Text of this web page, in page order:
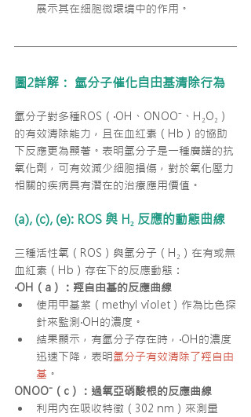
展示其在細胞微環境中的作用。
圖2詳解： 氫分子催化自由基清除行為
氫分子對多種ROS（·OH、ONOO⁻、H₂O₂）
的有效清除能力，且在血紅素（Hb）的協助
下反應更為顯著。表明氫分子是一種廣譜的抗
氧化劑，可有效減少細胞損傷，對於氧化壓力
相關的疾病具有潛在的治療應用價值。
(a), (c), (e): ROS 與 H₂ 反應的動態曲線
三種活性氧（ROS）與氫分子（H₂）在有或無
血紅素（Hb）存在下的反應動態：
·OH（a）：羥自由基的反應曲線
使用甲基紫（methyl violet）作為比色探
針來監測·OH的濃度。
結果顯示，有氫分子存在時，·OH的濃度
迅速下降，表明氫分子有效清除了羥自由
基 。
ONOO⁻（c）：過氧亞硝酸根的反應曲線
利用內在吸收特徵（302 nm）來測量